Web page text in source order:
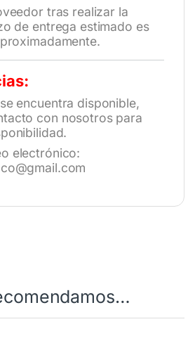
tras realizar la
de entrega estimado es
encuentra disponible,
con nosotros para
electrónico: